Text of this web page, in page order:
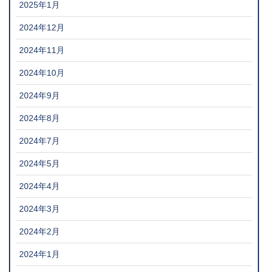
2025年1月
2024年12月
2024年11月
2024年10月
2024年9月
2024年8月
2024年7月
2024年5月
2024年4月
2024年3月
2024年2月
2024年1月